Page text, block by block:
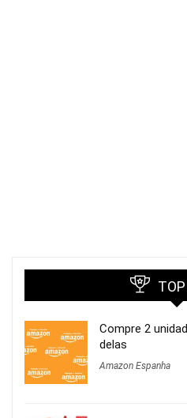
Compre 2
delas
Amazon Espanha